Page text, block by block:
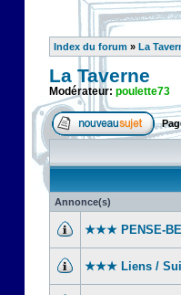
Index du forum » La
La Taverne
Modérateur: poulette73
Annonce(s)
★★★ PENSE-
★★★ Liens /